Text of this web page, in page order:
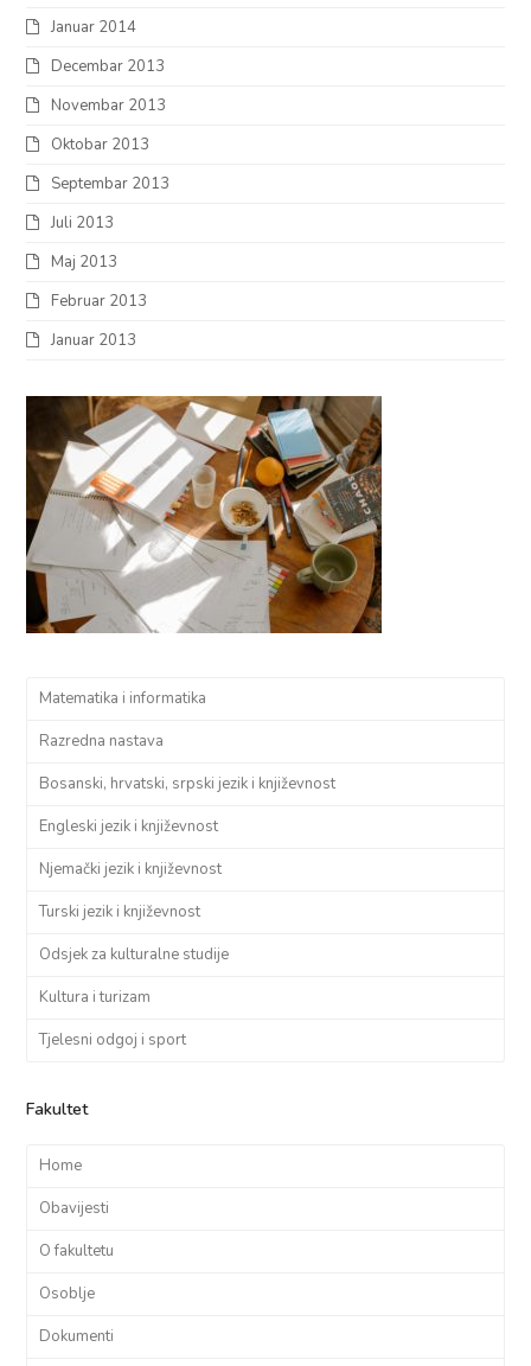
Januar 2014
Decembar 2013
Novembar 2013
Oktobar 2013
Septembar 2013
Juli 2013
Maj 2013
Februar 2013
Januar 2013
Matematika i informatika
Razredna nastava
Bosanski, hrvatski, srpski jezik i književnost
Engleski jezik i književnost
Njemački jezik i književnost
Turski jezik i književnost
Odsjek za kulturalne studije
Kultura i turizam
Tjelesni odgoj i sport
Fakultet
Home
Obavijesti
O fakultetu
Osoblje
Dokumenti